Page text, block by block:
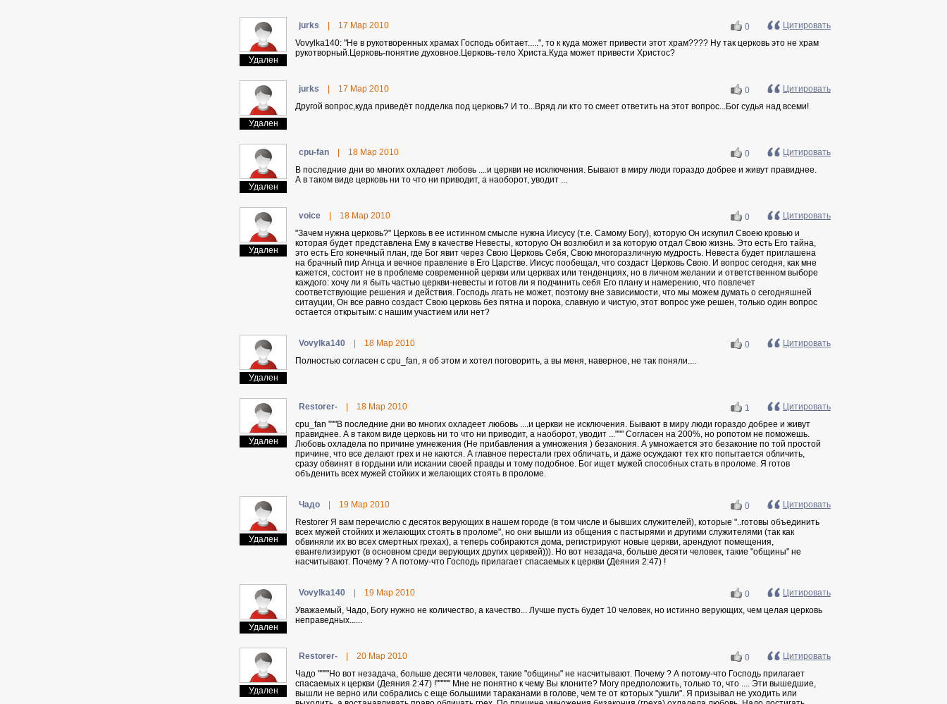
Удален
jurks 17 Мар 2010 0
Цитировать
Vovylka140: "Не в рукотворенных храмах Господь обитает.....", то к куда может привести этот храм???? Ну так церковь это не храм
рукотворный.Церковь-понятие духовное.Церковь-тело Христа.Куда может привести Христос?
Удален
jurks 17 Мар 2010 0
Цитировать
Другой вопрос,куда приведёт подделка под церковь? И то...Вряд ли кто то смеет ответить на этот вопрос...Бог судья над всеми!
Удален
cpu-fan 18 Мар 2010 0
Цитировать
В последние дни во многих охладеет любовь ....и церкви не исключения. Бывают в миру люди гораздо добрее и живут правиднее.
А в таком виде церковь ни то что ни приводит, а наоборот, уводит ...
Удален
voice 18 Мар 2010 0
Цитировать
"Зачем нужна церковь?" Церковь в ее истинном смысле нужна Иисусу (т.е. Самому Богу), которую Он искупил Своею кровью и
которая будет представлена Ему в качестве Невесты, которую Он возлюбил и за которую отдал Свою жизнь. Это есть Его тайна,
это есть Его конечный план, где Бог явит через Свою Церковь Себя, Свою многоразличную мудрость. Невеста будет приглашена
на брачный пир Агнца и вечное правление в Его Царстве. Иисус пообещал, что создаст Церковь Свою. И вопрос сегодня, как мне
кажется, состоит не в проблеме современной церкви или церквах или тенденциях, но в личном желании и ответственном выборе
каждого: хочу ли я быть частью церкви-невесты и готов ли я подчинить себя Его плану и намерению, что повлечет
соответствующие решения и действия. Господь лгать не может, поэтому вне зависимости, что мы можем думать о сегодняшней
ситауции, Он все равно создаст Свою церковь без пятна и порока, славную и чистую, этот вопрос уже решен, только один вопрос
остается открытым: с нашим участием или нет?
Удален
Vovylka140 18 Мар 2010 0
Цитировать
Полностью согласен с cpu_fan, я об этом и хотел поговорить, а вы меня, наверное, не так поняли....
Удален
Restorer- 18 Мар 2010 1
Цитировать
cpu_fan """В последние дни во многих охладеет любовь ....и церкви не исключения. Бывают в миру люди гораздо добрее и живут
правиднее. А в таком виде церковь ни то что ни приводит, а наоборот, уводит ...""" Согласен на 200%, но ропотом не поможешь.
Любовь охладела по причине умнежения (Не прибавления а умножения ) безакония. А умножается это безаконие по той простой
причине, что все делают грех и не каются. А главное перестали грех обличать, и даже осуждают тех кто попытается обличить,
сразу обвинят в гордыни или искании своей правды и тому подобное. Бог ищет мужей способных стать в проломе. Я готов
объденить всех мужей стойких и желающих стоять в проломе.
Удален
Чaдo 19 Мар 2010 0
Цитировать
Restorer Я вам перечислю с десяток верующих в нашем городе (в том числе и бывших служителей), которые "..готовы объединить
всех мужей стойких и желающих стоять в проломе", но они вышли из общения с пастырями и другими служителями (так как
обвиняли их во всех смертных грехах), а теперь собираются дома, регистрируют новые церкви, арендуют помещения,
евангелизируют (в основном среди верующих других церквей))). Но вот незадача, больше десяти человек, такие "общины" не
насчитывают. Почему ? А потому-что Господь прилагает спасаемых к церкви (Деяния 2:47) !
Удален
Vovylka140 19 Мар 2010 0
Цитировать
Уважаемый, Чадо, Богу нужно не количество, а качество... Лучше пусть будет 10 человек, но истинно верующих, чем целая церковь
неправедных......
Удален
Restorer- 20 Мар 2010 0
Цитировать
Чaдo """"Но вот незадача, больше десяти человек, такие "общины" не насчитывают. Почему ? А потому-что Господь прилагает
спасаемых к церкви (Деяния 2:47) !""""" Мне не понятно к чему Вы клоните? Могу предположить, только то, что .... Эти вышедшие,
вышли не верно или собрались с еще большими тараканами в голове, чем те от которых "ушли". Я призывал не уходить или